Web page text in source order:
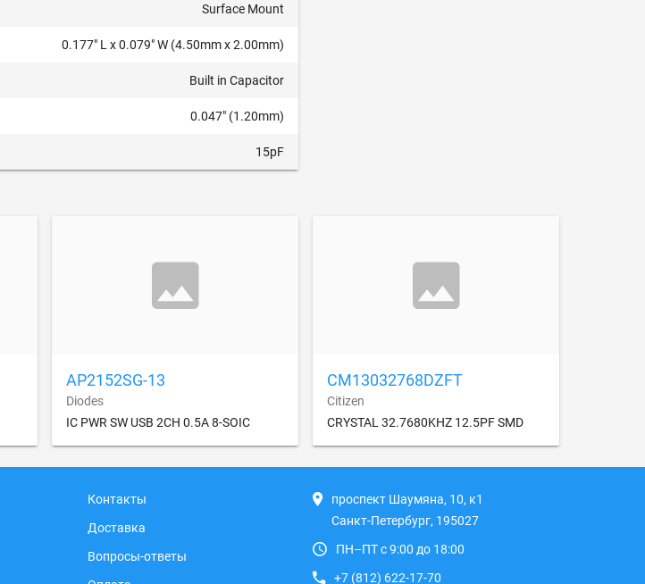
Surface Mount
0.177" L x 0.079" W (4.50mm x 2.00mm)
Built in Capacitor
0.047" (1.20mm)
15pF
AP2152SG-13
Diodes
IC PWR SW USB 2CH 0.5A 8-SOIC
CM13032768DZFT
Citizen
CRYSTAL 32.7680KHZ 12.5PF SMD
Контакты
Доставка
Вопросы-ответы
проспект Шаумяна, 10, к1
Санкт-Петербург, 195027
ПН–ПТ с 9:00 до 18:00
+7 (812) 622-17-70